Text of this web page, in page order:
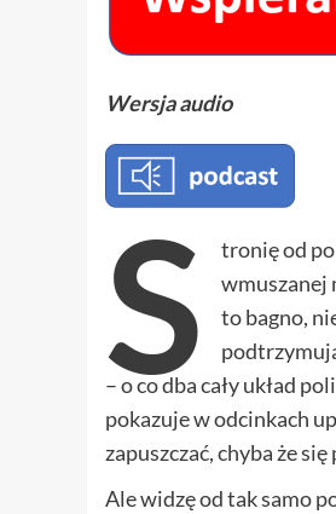
Wersja audio
S
tronię od
wmuszanej
to bagno,
– o co dba cały układ
pokazuje w odcinkach
zapuszczać, chyba że
Ale widzę od tak samo